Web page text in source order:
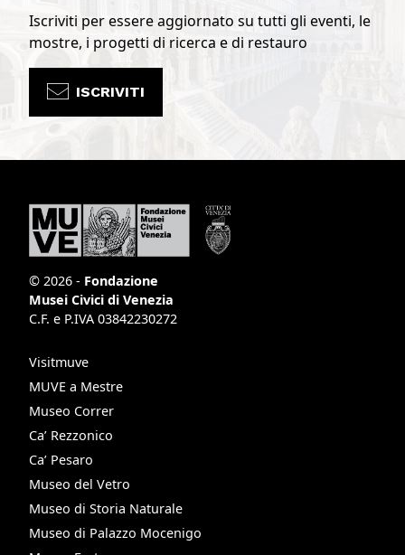
Iscriviti per essere aggiornato su tutti gli eventi, le
mostre, i progetti di ricerca e di restauro
ISCRIVITI
© 2026 - Fondazione
Musei Civici di Venezia
C.F. e P.IVA 03842230272
Visitmuve
MUVE a Mestre
Museo Correr
Ca’ Rezzonico
Ca’ Pesaro
Museo del Vetro
Museo di Storia Naturale
Museo di Palazzo Mocenigo